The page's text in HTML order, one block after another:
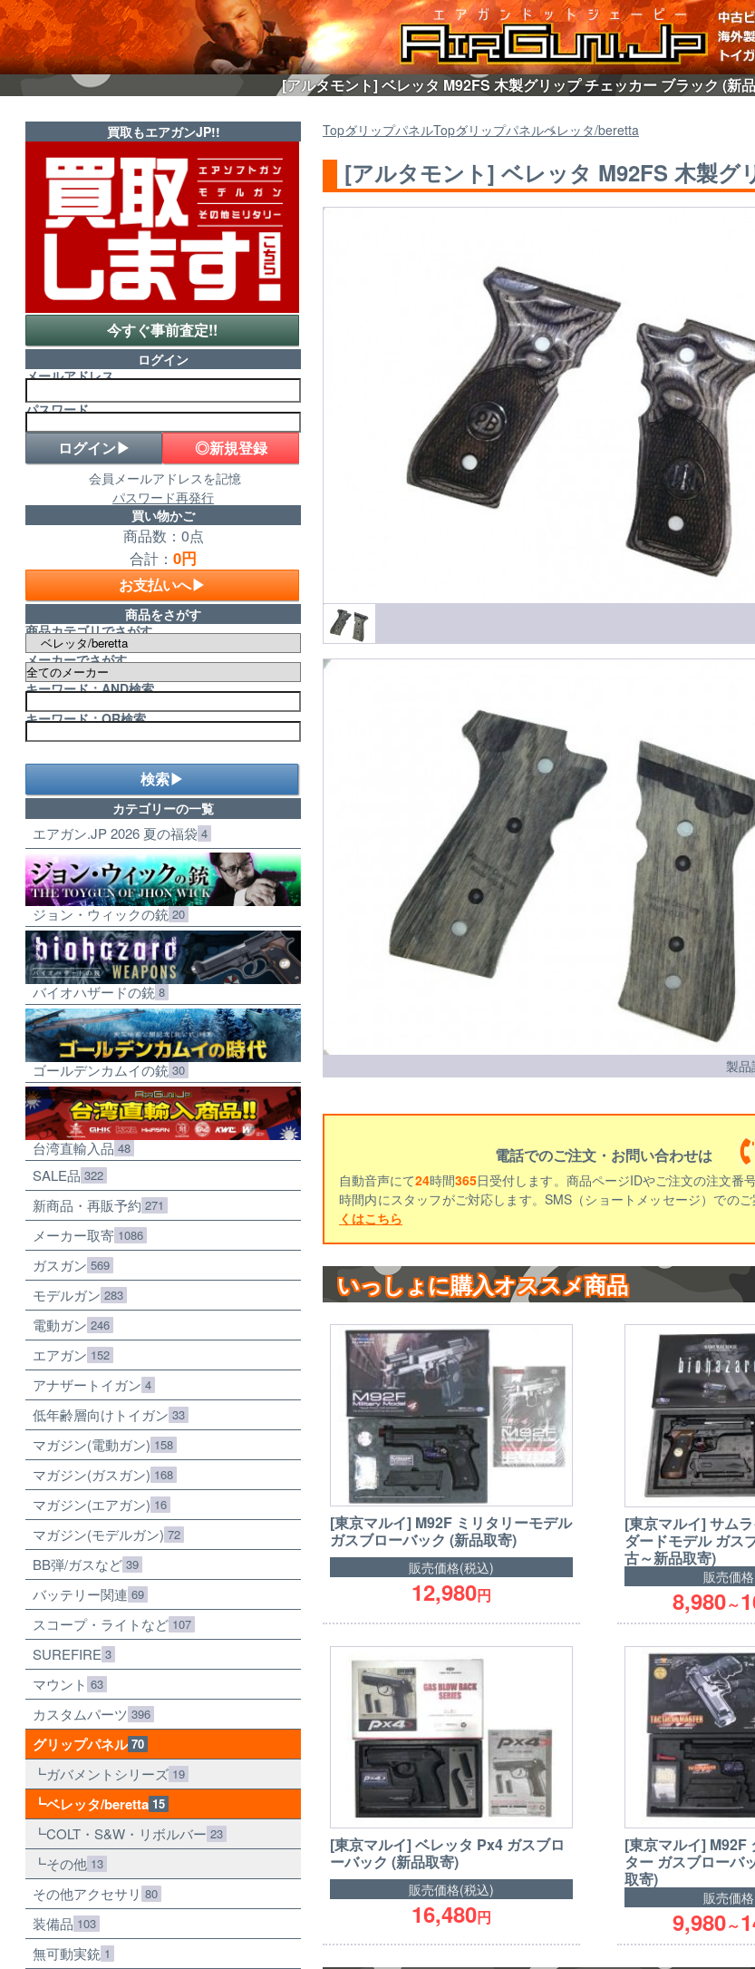
[アルタモント] ベレッタ M92FS 木製グリップ チェッカー ブラック (新
TopグリップパネルTopグリップパネルベレッタ/beretta
[アルタモント] ベレッタ M92FS 木製グ
製品
電話でのご注文・お問い合わせは
自動音声にて24時間365日受付します。商品ページIDやご注文の注文番号
時間内にスタッフがご対応します。SMS（ショートメッセージ）での
くはこちら
いっしょに購入オススメ商品
[東京マルイ] M92F ミリタリーモデル
ガスブローバック (新品取寄)
販売価格(税込)
12,980円
[東京マルイ] サム
ダードモデル ガス
古～新品取寄)
販売価
8,980～
[東京マルイ] ベレッタ Px4 ガスブロ
ーバック (新品取寄)
販売価格(税込)
16,480円
[東京マルイ] M92F
ター ガスブローバ
取寄)
販売価
9,980～
買取もエアガンJP!!
今すぐ事前査定!!
ログイン
メールアドレス
パスワード
◎新規登録
会員メールアドレスを記憶
パスワード再発行
買い物かご
商品数：0点
合計： 0円
お支払いへ▶
商品をさがす
商品カテゴリでさがす
メーカーでさがす
キーワード：AND検索
キーワード：OR検索
検索▶
カテゴリーの一覧
エアガン.JP 2026 夏の福袋 4
ジョン・ウィックの銃 20
バイオハザードの銃 8
ゴールデンカムイの銃 30
台湾直輸入品 48
SALE品 322
新商品・再販予約 271
メーカー取寄 1086
ガスガン 569
モデルガン 283
電動ガン 246
エアガン 152
アナザートイガン 4
低年齢層向けトイガン 33
マガジン(電動ガン) 158
マガジン(ガスガン) 168
マガジン(エアガン) 16
マガジン(モデルガン) 72
BB弾/ガスなど 39
バッテリー関連 69
スコープ・ライトなど 107
SUREFIRE 3
マウント 63
カスタムパーツ 396
グリップパネル 70
ガバメントシリーズ 19
ベレッタ/beretta 15
COLT・S&W・リボルバー 23
その他 13
その他アクセサリ 80
装備品 103
無可動実銃 1